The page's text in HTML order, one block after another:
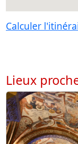
Calculer
Lieux